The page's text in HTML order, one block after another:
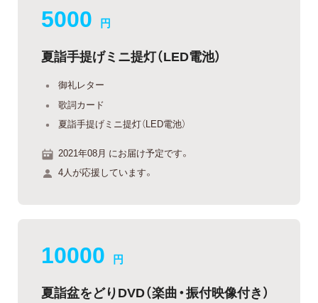
5000 円
夏詣手提げミニ提灯（LED電池）
御礼レター
歌詞カード
夏詣手提げミニ提灯（LED電池）
2021年08月 にお届け予定です。
4人が応援しています。
10000 円
夏詣盆をどりDVD（楽曲・振付映像付き）